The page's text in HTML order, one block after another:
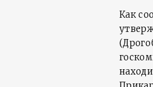
Как